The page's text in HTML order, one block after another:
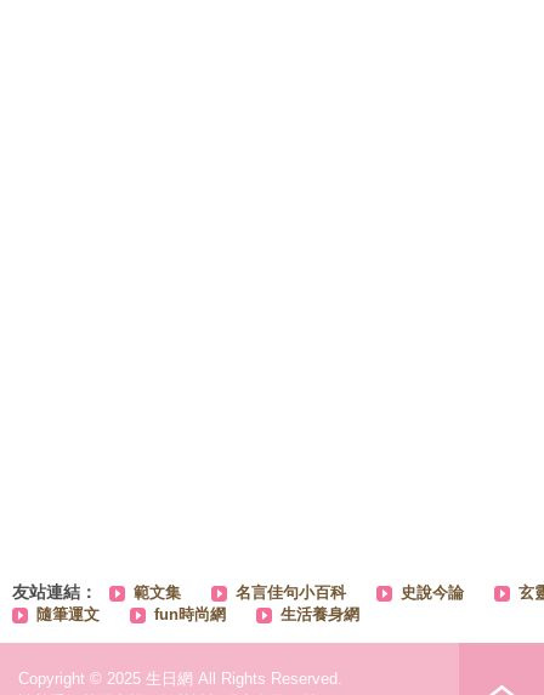
友站連結： 範文集 名言佳句小百科 史說今論
玄
隨筆運文
fun時尚網 生活養身網
Copyright © 2025 生日網 All Rights Reserved.